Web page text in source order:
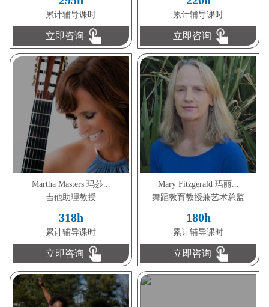
累计辅导课时
立即咨询
累计辅导课时
立即咨询
Martha Masters 玛莎...
吉他助理教授
318h
累计辅导课时
立即咨询
Mary Fitzgerald 玛丽...
舞蹈教育教授兼艺术总监
180h
累计辅导课时
立即咨询